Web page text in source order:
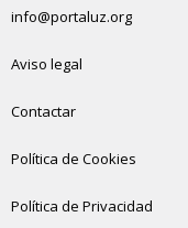
info@portaluz.org
Aviso legal
Contactar
Política de Cookies
Política de Privacidad